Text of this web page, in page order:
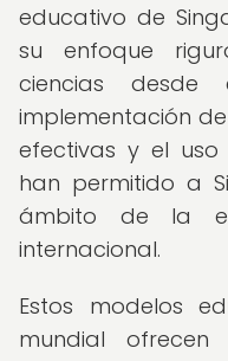
educativo de
su enfoque
ciencias desde
implementación
efectivas y el
han permitido a
ámbito de la
internacional.
Estos modelos
mundial ofrecen